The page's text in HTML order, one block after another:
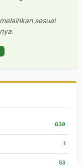
sesuai
639
1
53